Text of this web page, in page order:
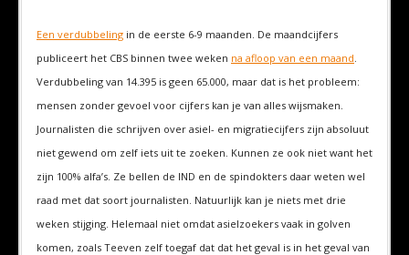
Een verdubbeling in de eerste 6-9 maanden. De maandcijfers
publiceert het CBS binnen twee weken na afloop van een maand.
Verdubbeling van 14.395 is geen 65.000, maar dat is het probleem:
mensen zonder gevoel voor cijfers kan je van alles wijsmaken.
Journalisten die schrijven over asiel- en migratiecijfers zijn absoluut
niet gewend om zelf iets uit te zoeken. Kunnen ze ook niet want het
zijn 100% alfa’s. Ze bellen de IND en de spindokters daar weten wel
raad met dat soort journalisten. Natuurlijk kan je niets met drie
weken stijging. Helemaal niet omdat asielzoekers vaak in golven
komen, zoals Teeven zelf toegaf dat dat het geval is in het geval van